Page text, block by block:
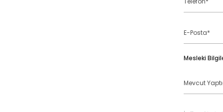
Posta
Mesleki
Yaptığınız
İş